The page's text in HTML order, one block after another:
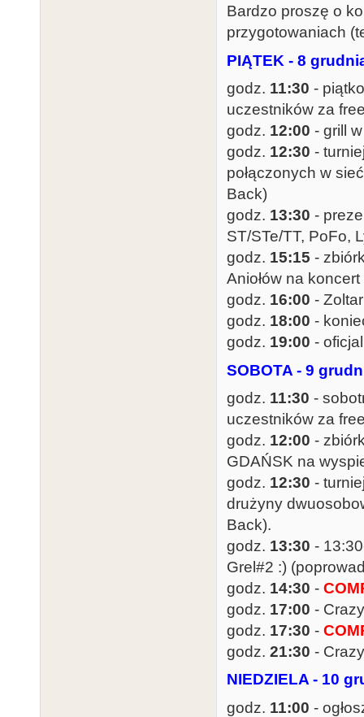
Bardzo proszę o
przygotowaniach
PIĄTEK - 8
godz. 11:30 -
uczestników za
godz. 12:00 - grill
godz. 12:30 -
połączonych w
Back)
godz. 13:30 -
ST/STe/TT, PoFo,
godz. 15:15 -
Aniołów na koncert
godz. 16:00 -
godz. 18:00 -
godz. 19:00 -
SOBOTA - 9
godz. 11:30 -
uczestników za
godz. 12:00 -
GDAŃSK na
godz. 12:30 -
drużyny
Back).
godz. 13:30 -
Grel#2 :)
godz. 14:30 -
godz. 17:00 -
godz. 17:30 -
godz. 21:30 -
NIEDZIELA - 10
godz. 11:00 -